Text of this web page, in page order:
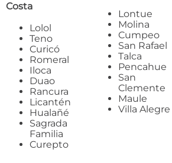
Costa
Lolol
Teno
Curicó
Romeral
Iloca
Duao
Rancura
Licantén
Hualañé
Sagrada
Familia
Curepto
Lontue
Molina
Cumpeo
San Rafael
Talca
Pencahue
San
Clemente
Maule
Villa Alegre